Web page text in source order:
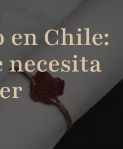
en Chile:
necesita